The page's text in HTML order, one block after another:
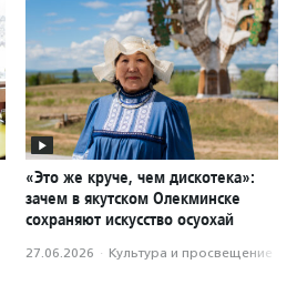
«Это же круче, чем дискотека»:
зачем в якутском Олекминске
сохраняют искусство осуохай
27.06.2026 · Культура и просвещение